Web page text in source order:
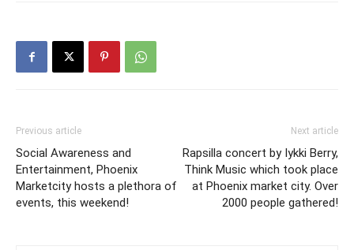
Previous article
Social Awareness and
Entertainment, Phoenix
Marketcity hosts a plethora of
events, this weekend!
Next article
Rapsilla concert by Iykki Berry,
Think Music which took place
at Phoenix market city. Over
2000 people gathered!